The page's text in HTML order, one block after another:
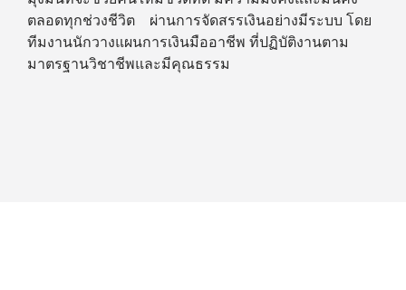
ตลอดทุกช่วงชีวิต ผ่านการจัดสรรเงินอย่างมีระบบ โดย
ทีมงานนักวางแผนการเงินมืออาชีพ ที่ปฏิบัติงานตาม
มาตรฐานวิชาชีพและมีคุณธรรม